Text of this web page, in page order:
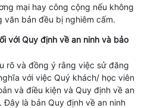
mại hay công cộng nếu không
văn bản đều bị nghiêm cấm.
với Quy định về an ninh và bảo
rõ và đồng ý rằng việc sử đăng
với việc Quý khách/ học viên
và điều kiện và Quy định về an
Đây là bản Quy định về an ninh